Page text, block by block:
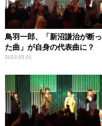
鳥羽一郎、「新沼謙治が断っ
た曲」が自身の代表曲に？
2023.03.01